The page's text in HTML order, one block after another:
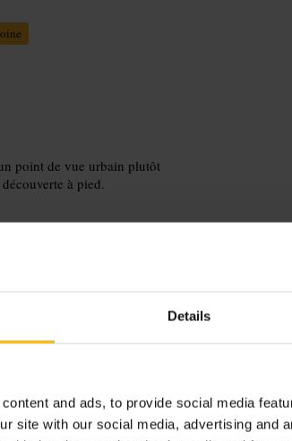
Details
and ads, to provide social media
site with our social media, advertising and
point de vue urbain plutôt
à pied.
à pied pour enchaîner avec
des arrêts rapides.